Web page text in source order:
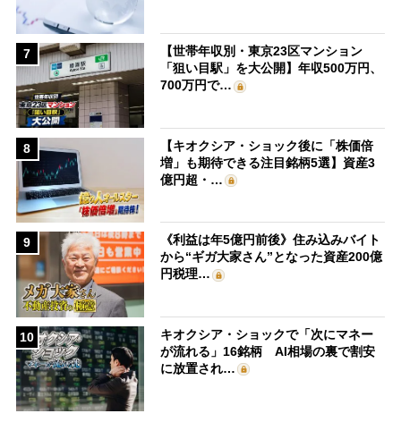
7
【世帯年収別・東京23区マンション
「狙い目駅」を大公開】年収500万円、
700万円で…
8
【キオクシア・ショック後に「株価倍
増」も期待できる注目銘柄5選】資産3
億円超・…
9
《利益は年5億円前後》住み込みバイト
から“ギガ大家さん”となった資産200億
円税理…
10
キオクシア・ショックで「次にマネー
が流れる」16銘柄 AI相場の裏で割安
に放置され…